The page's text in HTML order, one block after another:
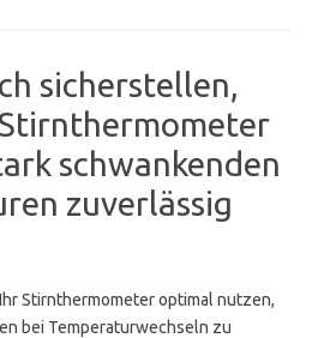
sicherstellen,
schwankenden
zuverlässig
Stirnthermometer optimal nutzen,
bei Temperaturwechseln zu